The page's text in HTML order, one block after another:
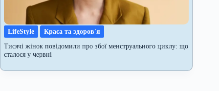
LifeStyle
Краса та здоров'я
Тисячі жінок повідомили про збої менструального циклу: що
сталося у червні